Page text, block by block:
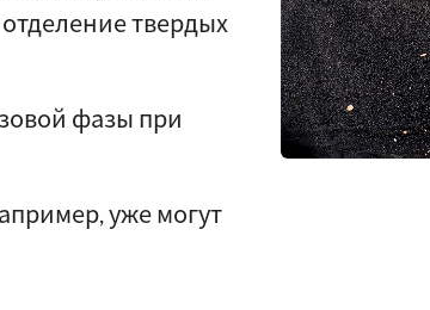
твердых
фазы при
уже могут